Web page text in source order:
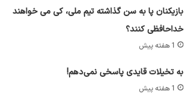
بازیکنان پا به سن گذاشته تیم ملی، کی می خواهند
خداحافظی کنند؟
1 هفته پیش
به تخیلات قایدی پاسخی نمی‌دهم!
1 هفته پیش